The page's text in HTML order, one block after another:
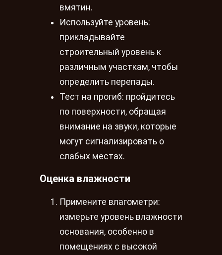
вмятин.
Используйте уровень:
прикладывайте
строительный уровень к
различным участкам, чтобы
определить перепады.
Тест на прогиб: пройдитесь
по поверхности, обращая
внимание на звуки, которые
могут сигнализировать о
слабых местах.
Оценка влажности
Примените влагометри:
измерьте уровень влажности
основания, особенно в
помещениях с высокой